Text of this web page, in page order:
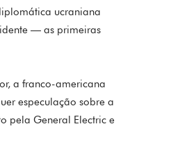
ucraniana
— as primeiras
a franco-americana
especulação sobre a
pela General Electric e